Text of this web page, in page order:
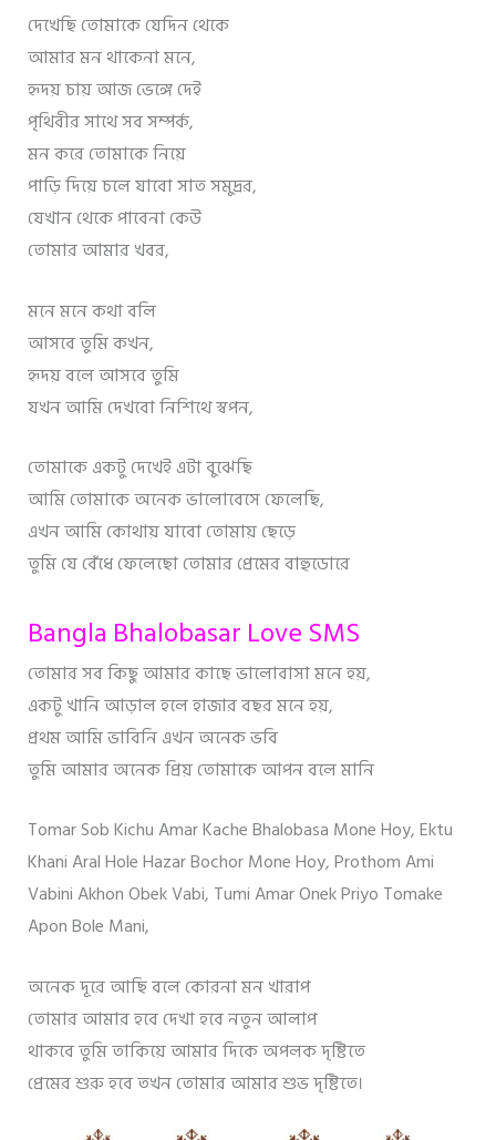
দেখেছি তোমাকে যেদিন থেকে
আমার মন থাকেনা মনে,
হৃদয় চায় আজ ভেঙ্গে দেই
পৃথিবীর সাথে সব সম্পর্ক,
মন করে তোমাকে নিয়ে
পাড়ি দিয়ে চলে যাবো সাত সমুদ্রর,
যেখান থেকে পাবেনা কেউ
তোমার আমার খবর,
মনে মনে কথা বলি
আসবে তুমি কখন,
হৃদয় বলে আসবে তুমি
যখন আমি দেখবো নিশিথে স্বপন,
তোমাকে একটু দেখেই এটা বুঝেছি
আমি তোমাকে অনেক ভালোবেসে ফেলেছি,
এখন আমি কোথায় যাবো তোমায় ছেড়ে
তুমি যে বেঁধে ফেলেছো তোমার প্রেমের বাহুডোরে
Bangla Bhalobasar Love SMS
তোমার সব কিছু আমার কাছে ভালোবাসা মনে হয়,
একটু খানি আড়াল হলে হাজার বছর মনে হয়,
প্রথম আমি ভাবিনি এখন অনেক ভবি
তুমি আমার অনেক প্রিয় তোমাকে আপন বলে মানি
Tomar Sob Kichu Amar Kache Bhalobasa Mone Hoy, Ektu
Khani Aral Hole Hazar Bochor Mone Hoy, Prothom Ami
Vabini Akhon Obek Vabi, Tumi Amar Onek Priyo Tomake
Apon Bole Mani,
অনেক দূরে আছি বলে কোরনা মন খারাপ
তোমার আমার হবে দেখা হবে নতুন আলাপ
থাকবে তুমি তাকিয়ে আমার দিকে অপলক দৃষ্টিতে
প্রেমের শুরু হবে তখন তোমার আমার শুভ দৃষ্টিতে।